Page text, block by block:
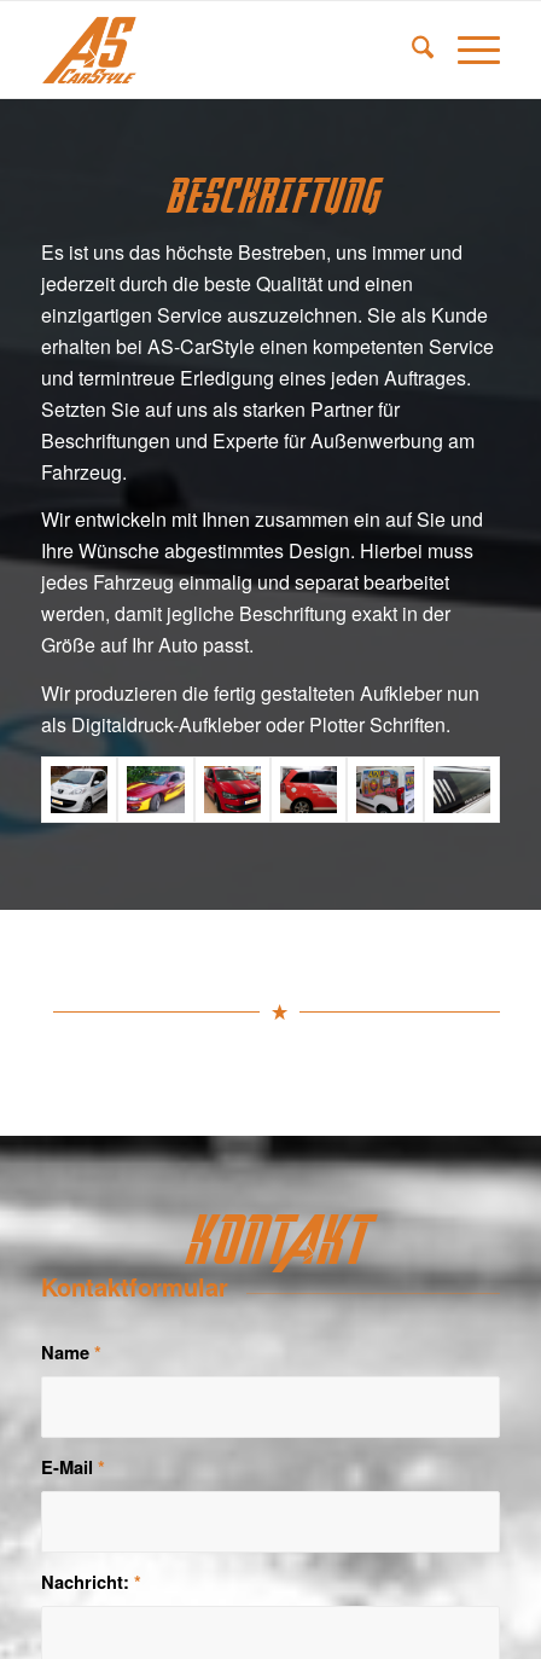
BESCHRIFTUNG
Es ist uns das höchste Bestreben, uns immer und
jederzeit durch die beste Qualität und einen
einzigartigen Service auszuzeichnen. Sie als Kunde
erhalten bei AS-CarStyle einen kompetenten Service
und termintreue Erledigung eines jeden Auftrages.
Setzten Sie auf uns als starken Partner für
Beschriftungen und Experte für Außenwerbung am
Fahrzeug.
Wir entwickeln mit Ihnen zusammen ein auf Sie und
Ihre Wünsche abgestimmtes Design. Hierbei muss
jedes Fahrzeug einmalig und separat bearbeitet
werden, damit jegliche Beschriftung exakt in der
Größe auf Ihr Auto passt.
Wir produzieren die fertig gestalteten Aufkleber nun
als Digitaldruck-Aufkleber oder Plotter Schriften.
KONTAKT
Kontaktformular
Name*
E-Mail *
Nachricht: *